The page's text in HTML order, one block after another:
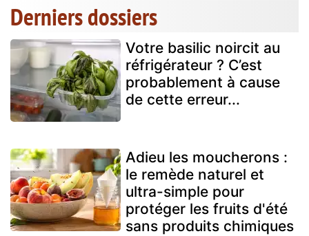
Derniers dossiers
Votre basilic noircit au
réfrigérateur ? C’est
probablement à cause
de cette erreur...
Adieu les moucherons :
le remède naturel et
ultra-simple pour
protéger les fruits d'été
sans produits chimiques